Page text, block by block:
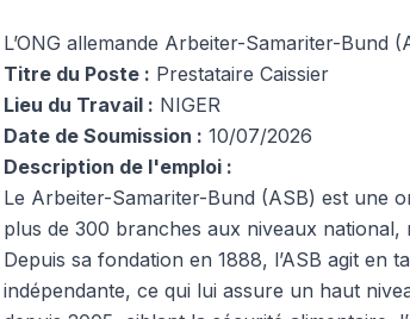
L’ONG allemande Arbeiter-Samariter-Bund
Titre du Poste : Prestataire Caissier
Lieu du Travail : NIGER
Date de Soumission : 10/07/2026
Description de l'emploi :
Le Arbeiter-Samariter-Bund (ASB) est une
plus de 300 branches aux niveaux national,
Depuis sa fondation en 1888, l’ASB agit en
indépendante, ce qui lui assure un haut